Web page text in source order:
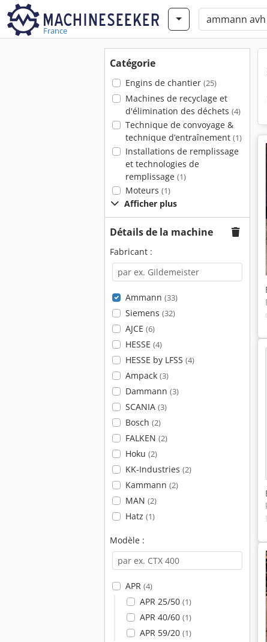
France
Catégorie
Engins de chantier (25)
Machines de recyclage et
d'élimination des déchets (4)
Technique de convoyage &
technique d’entraînement (1)
Installations de remplissage
et technologies de
remplissage (1)
Moteurs (1)
Afficher plus
Détails de la machine
Fabricant :
Ammann (33)
Siemens (32)
AJCE (6)
HESSE (4)
HESSE by LFSS (4)
Ampack (3)
Dammann (3)
SCANIA (3)
Bosch (2)
FALKEN (2)
Hoku (2)
KK-Industries (2)
Kammann (2)
MAN (2)
Hatz (1)
Modèle :
APR (4)
APR 25/50 (1)
APR 40/60 (1)
APR 59/20 (1)